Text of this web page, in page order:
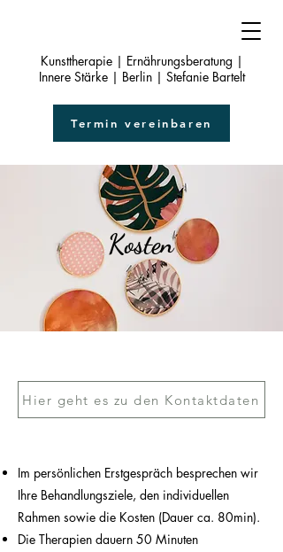
Kunsttherapie | Ernährungsberatung |
Innere Stärke | Berlin | Stefanie Bartelt
Termin vereinbaren
Kosten
Hier geht es zu den Kontaktdaten
Im persönlichen Erstgespräch besprechen wir
Ihre Behandlungsziele, den individuellen
Rahmen sowie die Kosten (Dauer ca. 80min).
Die Therapien dauern 50 Minuten